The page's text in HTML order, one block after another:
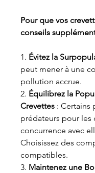
Pour que vos
conseils
1. Évitez la
peut mener à une
pollution accrue.
2. Équilibrez la
Crevettes : Certains
prédateurs pour les
concurrence avec
Choisissez des
compatibles.
3. Maintenez une